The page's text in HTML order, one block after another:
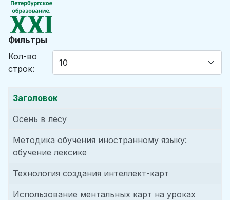
Фильтры
Кол-во
строк:
Заголовок
Осень в лесу
Методика обучения иностранному языку:
обучение лексике
Технология создания интеллект-карт
Использование ментальных карт на уроках